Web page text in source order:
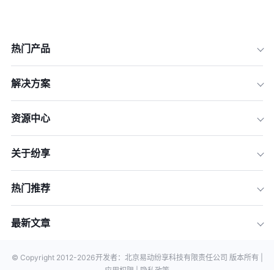
热门产品
解决方案
资源中心
关于纷享
热门推荐
最新文章
© Copyright 2012-2026开发者：北京易动纷享科技有限责任公司 版本所有 |